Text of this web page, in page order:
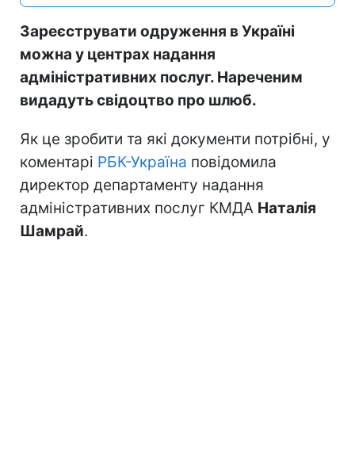
Зареєструвати одруження в Україні
можна у центрах надання
адміністративних послуг. Нареченим
видадуть свідоцтво про шлюб.
Як це зробити та які документи потрібні, у
коментарі РБК-Україна повідомила
директор департаменту надання
адміністративних послуг КМДА Наталія
Шамрай.